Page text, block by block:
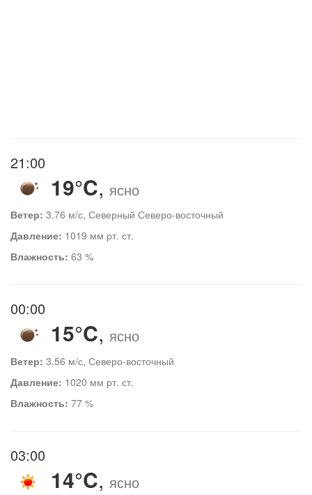
21:00
19°C, ясно
Ветер: 3.76 м/с, Северный Северо-восточный
Давление: 1019 мм рт. ст.
Влажность: 63 %
00:00
15°C, ясно
Ветер: 3.56 м/с, Северо-восточный
Давление: 1020 мм рт. ст.
Влажность: 77 %
03:00
14°C, ясно